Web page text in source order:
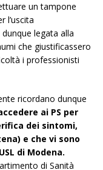
un tampone
l’uscita
legata alla
che giustificassero
i professionisti
ricordano dunque
ai PS per
dei sintomi,
e che vi sono
di Modena.
di Sanità